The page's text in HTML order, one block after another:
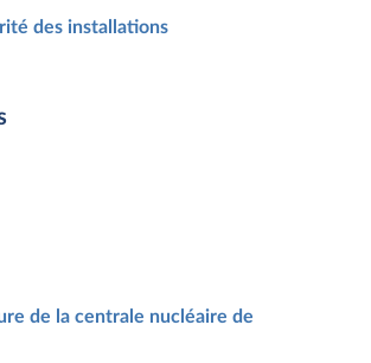
des installations
de la centrale nucléaire de